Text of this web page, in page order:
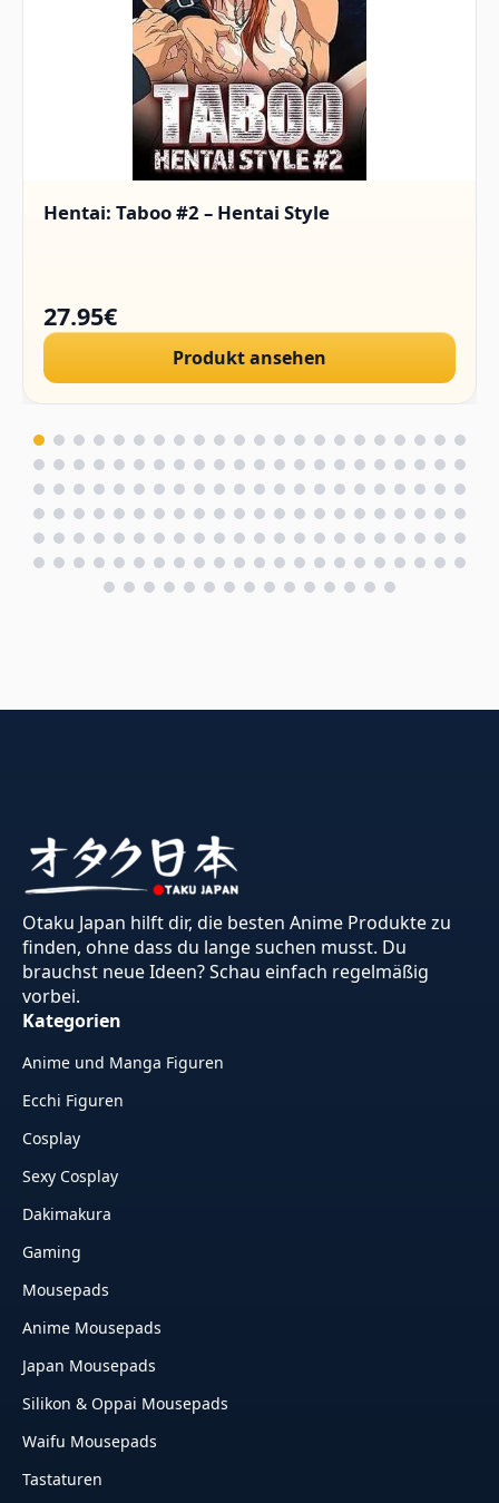
Hentai: Taboo #2 – Hentai Style
27.95€
Produkt ansehen
Otaku Japan hilft dir, die besten Anime Produkte zu
finden, ohne dass du lange suchen musst. Du
brauchst neue Ideen? Schau einfach regelmäßig
vorbei.
Kategorien
Anime und Manga Figuren
Ecchi Figuren
Cosplay
Sexy Cosplay
Dakimakura
Gaming
Mousepads
Anime Mousepads
Japan Mousepads
Silikon & Oppai Mousepads
Waifu Mousepads
Tastaturen